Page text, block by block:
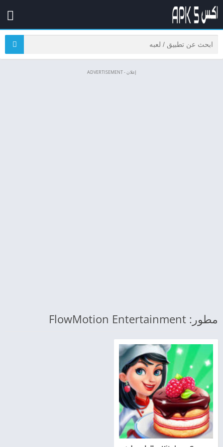
إعلان - ADVERTISEMENT
مطور: FlowMotion Entertainment‏